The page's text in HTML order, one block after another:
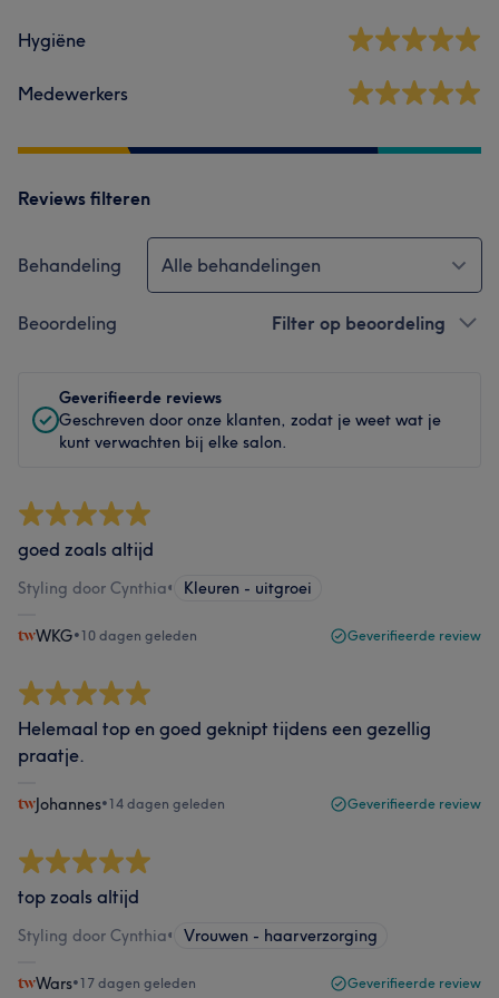
Hygiëne
Medewerkers
Reviews filteren
Behandeling Alle behandelingen
Beoordeling Filter op beoordeling
Geverifieerde reviews
Geschreven door onze klanten, zodat je weet wat je
kunt verwachten bij elke salon.
goed zoals altijd
Styling door Cynthia• Kleuren - uitgroei
WKG•10 dagen geleden Geverifieerde review
Helemaal top en goed geknipt tijdens een gezellig
praatje.
Johannes•14 dagen geleden Geverifieerde review
top zoals altijd
Styling door Cynthia• Vrouwen - haarverzorging
Wars•17 dagen geleden Geverifieerde review